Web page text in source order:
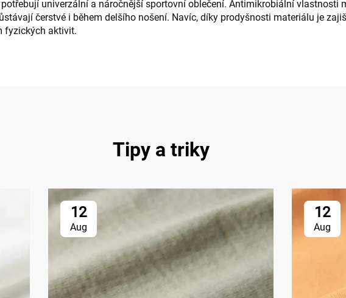
univerzální a náročnější sportovní oblečení. Antimikrobiální
čerstvé i během delšího nošení. Navíc, díky prodyšnosti materiálu je
fyzických aktivit.
Tipy a triky
12
Aug
12
Aug